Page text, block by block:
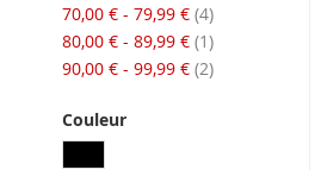
70,00 € - 79,99 € 4articles
80,00 € - 89,99 € 1article
90,00 € - 99,99 € 2articles
Couleur